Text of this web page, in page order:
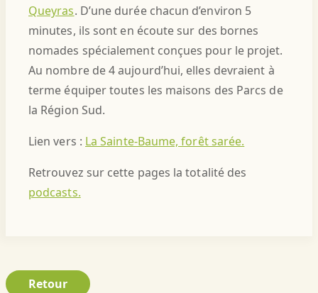
Queyras. D’une durée chacun d’environ 5
minutes, ils sont en écoute sur des bornes
nomades spécialement conçues pour le projet.
Au nombre de 4 aujourd’hui, elles devraient à
terme équiper toutes les maisons des Parcs de
la Région Sud.
Lien vers : La Sainte-Baume, forêt sarée.
Retrouvez sur cette pages la totalité des
podcasts.
Retour